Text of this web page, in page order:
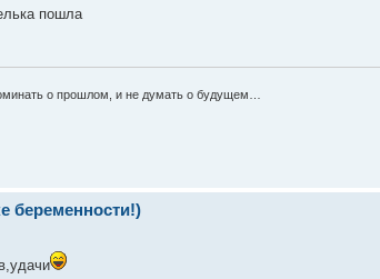
пошла
о прошлом, и не думать о будущем…
беременности!)